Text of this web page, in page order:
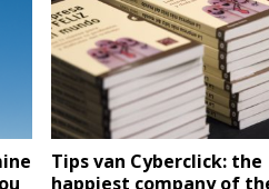
Tips van Cyberclick: the
happiest company of